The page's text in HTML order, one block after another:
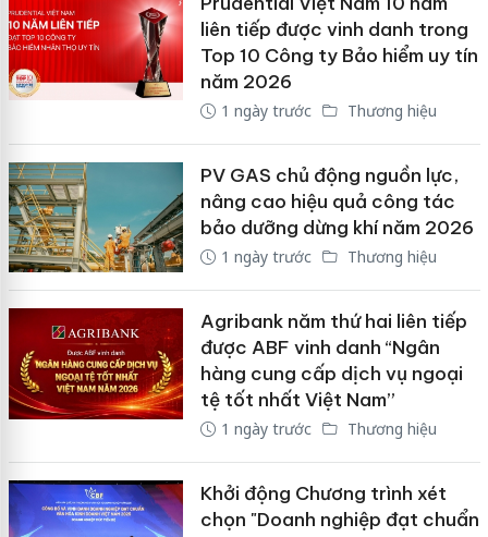
liên tiếp được vinh danh trong
Top 10 Công ty Bảo hiểm uy tín
năm 2026
1 ngày trước Thương hiệu
PV GAS chủ động nguồn lực,
nâng cao hiệu quả công tác
bảo dưỡng dừng khí năm 2026
1 ngày trước Thương hiệu
Agribank năm thứ hai liên tiếp
được ABF vinh danh “Ngân
hàng cung cấp dịch vụ ngoại
tệ tốt nhất Việt Nam”
1 ngày trước Thương hiệu
Khởi động Chương trình xét
chọn "Doanh nghiệp đạt chuẩn